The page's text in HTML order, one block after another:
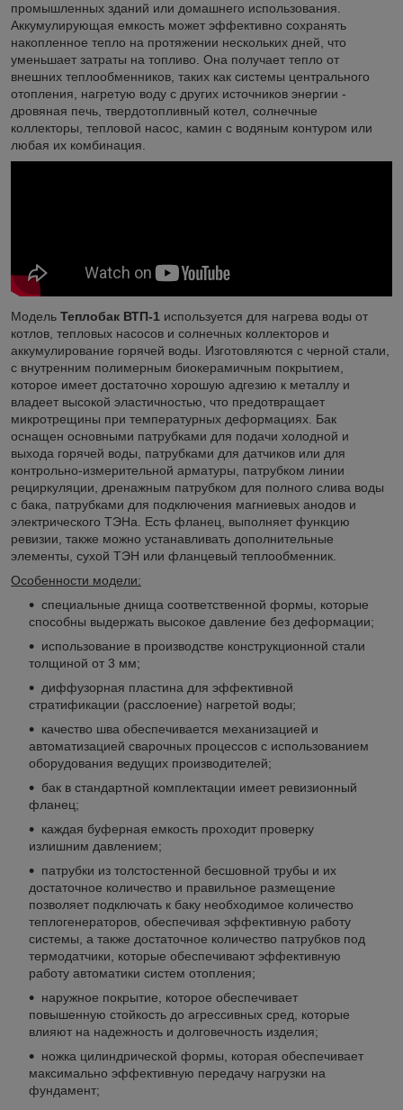
промышленных зданий или домашнего использования.
Аккумулирующая емкость может эффективно сохранять
накопленное тепло на протяжении нескольких дней, что
уменьшает затраты на топливо. Она получает тепло от
внешних теплообменников, таких как системы центрального
отопления, нагретую воду с других источников энергии -
дровяная печь, твердотопливный котел, солнечные
коллекторы, тепловой насос, камин с водяным контуром или
любая их комбинация.
Модель Теплобак ВТП-1 используется для нагрева воды от
котлов, тепловых насосов и солнечных коллекторов и
аккумулирование горячей воды. Изготовляются с черной стали,
с внутренним полимерным биокерамичным покрытием,
которое имеет достаточно хорошую адгезию к металлу и
владеет высокой эластичностью, что предотвращает
микротрещины при температурных деформациях. Бак
оснащен основными патрубками для подачи холодной и
выхода горячей воды, патрубками для датчиков или для
контрольно-измерительной арматуры, патрубком линии
рециркуляции, дренажным патрубком для полного слива воды
с бака, патрубками для подключения магниевых анодов и
электрического ТЭНа. Есть фланец, выполняет функцию
ревизии, также можно устанавливать дополнительные
элементы, сухой ТЭН или фланцевый теплообменник.
Особенности модели:
специальные днища соответственной формы, которые
способны выдержать высокое давление без деформации;
использование в производстве конструкционной стали
толщиной от 3 мм;
диффузорная пластина для эффективной
стратификации (расслоение) нагретой воды;
качество шва обеспечивается механизацией и
автоматизацией сварочных процессов с использованием
оборудования ведущих производителей;
бак в стандартной комплектации имеет ревизионный
фланец;
каждая буферная емкость проходит проверку
излишним давлением;
патрубки из толстостенной бесшовной трубы и их
достаточное количество и правильное размещение
позволяет подключать к баку необходимое количество
теплогенераторов, обеспечивая эффективную работу
системы, а также достаточное количество патрубков под
термодатчики, которые обеспечивают эффективную
работу автоматики систем отопления;
наружное покрытие, которое обеспечивает
повышенную стойкость до агрессивных сред, которые
влияют на надежность и долговечность изделия;
ножка цилиндрической формы, которая обеспечивает
максимально эффективную передачу нагрузки на
фундамент;